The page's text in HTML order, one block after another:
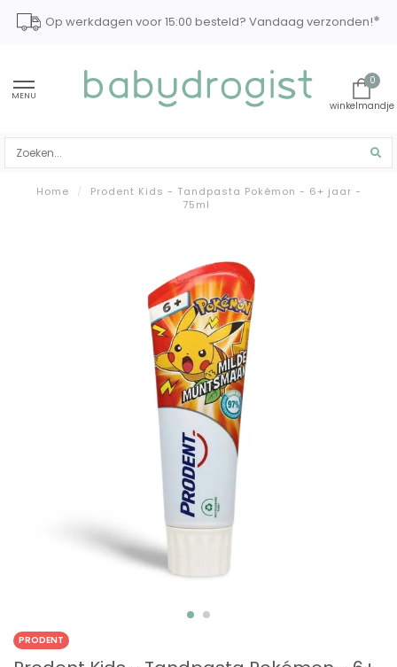
Op werkdagen voor 15:00 besteld? Vandaag verzonden!*
MENU
0
Home /
Prodent Kids - Tandpasta Pokémon - 6+ jaar -
75ml
PRODENT